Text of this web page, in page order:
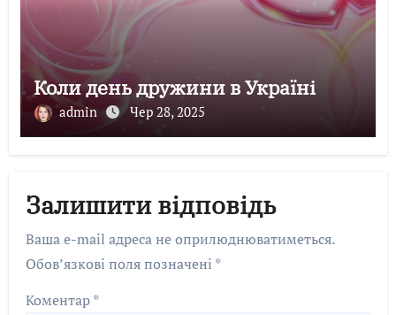
Коли день дружини в Україні
admin Чер 28, 2025
Залишити відповідь
Ваша e-mail адреса не оприлюднюватиметься.
Обов’язкові поля позначені *
Коментар*